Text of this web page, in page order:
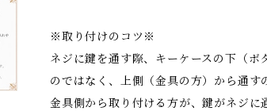
※取り付けのコツ※
ネジに鍵を通す際、キーケースの下（ボ
のではなく、上側（金具の方）から通す
金具側から取り付ける方が、鍵がネジに